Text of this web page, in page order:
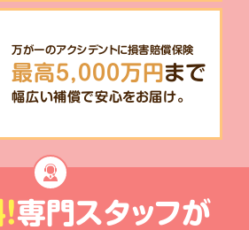
万が一のアクシデントに損害賠償保険
最高5,000万円まで
幅広い補償で安心をお届け。
!専門スタッフが